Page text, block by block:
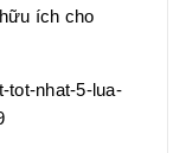
ích cho